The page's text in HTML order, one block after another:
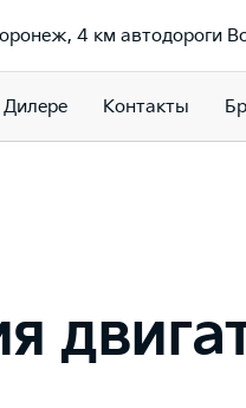
4 км автодороги
Контакты